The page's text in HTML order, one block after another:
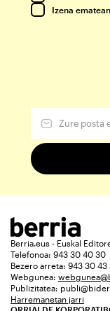
Izena ematean
Berria.eus - Euskal
Telefonoa: 943 30 40 30
Bezero arreta: 943 30 43
Webgunea:
Publizitatea:
Harremanetan jarri